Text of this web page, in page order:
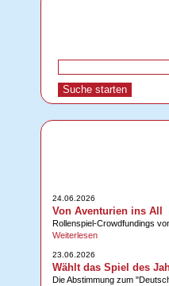
24.06.2026
Von Aventurien ins All
Rollenspiel-Crowdfundings
Weiterlesen
23.06.2026
Wählt das Spiel des
Die Abstimmung zum